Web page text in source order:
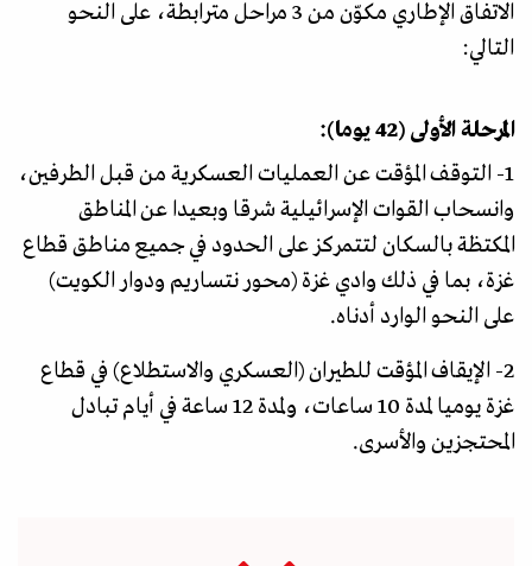
الاتفاق الإطاري مكوّن من 3 مراحل مترابطة، على النحو
التالي:
المرحلة الأولى (42 يوما):
1- التوقف المؤقت عن العمليات العسكرية من قبل الطرفين،
وانسحاب القوات الإسرائيلية شرقا وبعيدا عن المناطق
المكتظة بالسكان لتتمركز على الحدود في جميع مناطق قطاع
غزة، بما في ذلك وادي غزة (محور نتساريم ودوار الكويت)
على النحو الوارد أدناه.
2- الإيقاف المؤقت للطيران (العسكري والاستطلاع) في قطاع
غزة يوميا لمدة 10 ساعات، ولمدة 12 ساعة في أيام تبادل
المحتجزين والأسرى.